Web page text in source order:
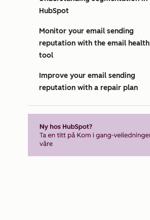
HubSpot
Monitor your email sending
reputation with the email health
tool
Improve your email sending
reputation with a repair plan